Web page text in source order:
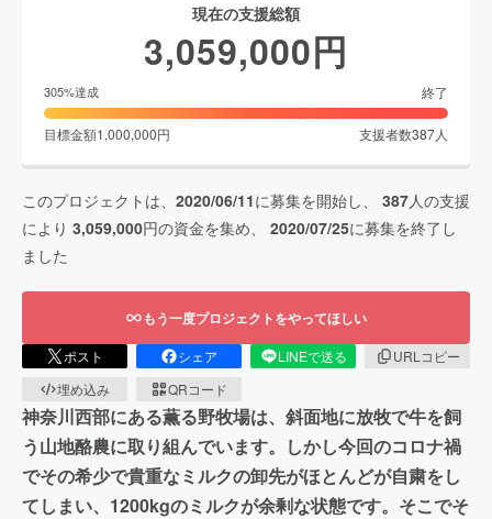
現在の支援総額
3,059,000円
305%達成 終了
目標金額1,000,000円 支援者数387人
このプロジェクトは、 2020/06/11に募集を開始し、 387人の支援
により 3,059,000円の資金を集め、 2020/07/25に募集を終了し
ました
もう一度プロジェクトをやってほしい
ポスト シェア LINEで送る
URLコピー
埋め込み
QRコード
神奈川西部にある薫る野牧場は、斜面地に放牧で牛を飼
う山地酪農に取り組んでいます。しかし今回のコロナ禍
でその希少で貴重なミルクの卸先がほとんどが自粛をし
てしまい、1200kgのミルクが余剰な状態です。そこでそ